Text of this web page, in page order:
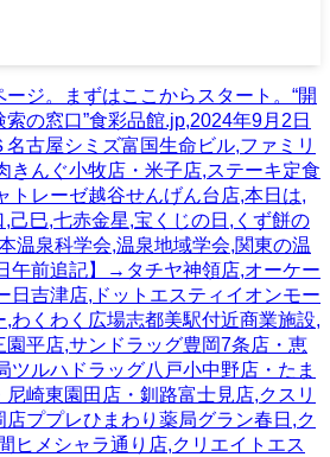
ジ。まずはここからスタート。“開
の窓口”食彩品館.jp,2024年9月2日
古屋シミズ富国生命ビル,ファミリ
きんぐ小牧店・米子店,ステーキ定食
トレーゼ越谷せんげん台店,本日は,
,己巳,七赤金星,宝くじの日,くず餅の
温泉科学会,温泉地域学会,関東の温
午前追記】→タチヤ神領店,オーケー
日吉津店,ドットエスティイオンモー
,わくわく広場志都美駅付近商業施設,
園平店,サンドラッグ豊岡7条店・恵
ツルハドラッグ八戸小中野店・たま
崎東園田店・釧路富士見店,クスリ
ププレひまわり薬局グラン春日,ク
ヒメシャラ通り店,クリエイトエス